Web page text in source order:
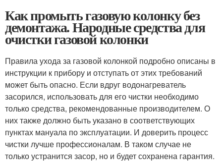
Как промыть газовую колонку без
демонтажа. Народные средства для
очистки газовой колонки
Правила ухода за газовой колонкой подробно описаны в
инструкции к прибору и отступать от этих требований
может быть опасно. Если вдруг водонагреватель
засорился, использовать для его чистки необходимо
только средства, рекомендованные производителем. О
них также должно быть указано в соответствующих
пунктах мануала по эксплуатации. И доверить процесс
чистки лучше профессионалам. В таком случае не
только устранится засор, но и будет сохранена гарантия.